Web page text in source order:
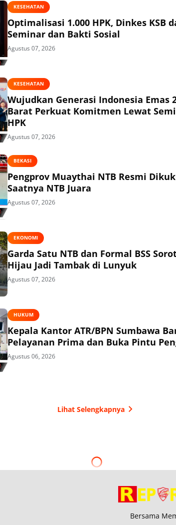
KESEHATAN
Optimalisasi 1.000 HPK, Dinkes KSB
Seminar dan Bakti Sosial
Agustus 07, 2026
KESEHATAN
Wujudkan Generasi Indonesia Emas
Barat Perkuat Komitmen Lewat
HPK
Agustus 07, 2026
BEKASI
Pengprov Muaythai NTB Resmi
Saatnya NTB Juara
Agustus 07, 2026
EKONOMI
Garda Satu NTB dan Formal BSS
Hijau Jadi Tambak di Lunyuk
Agustus 07, 2026
HUKUM
Kepala Kantor ATR/BPN Sumbawa
Pelayanan Prima dan Buka Pintu
Agustus 06, 2026
Lihat Selengkapnya
Bersama